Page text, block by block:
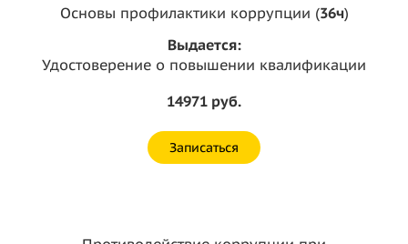
Основы профилактики коррупции (36ч)
Выдается:
Удостоверение о повышении квалификации
14971 руб.
Записаться